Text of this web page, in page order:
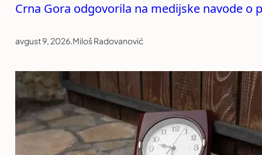
Crna Gora odgovorila na medijske navode o
avgust 9, 2026.Miloš Radovanović